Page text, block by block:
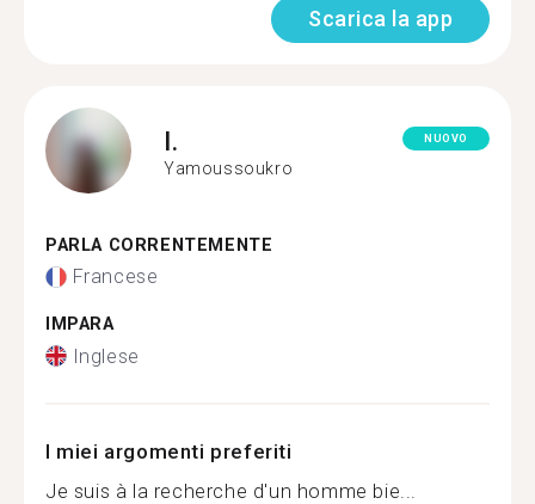
Scarica la app
I.
Yamoussoukro
NUOVO
PARLA CORRENTEMENTE
Francese
IMPARA
Inglese
I miei argomenti preferiti
Je suis à la recherche d'un homme bie...